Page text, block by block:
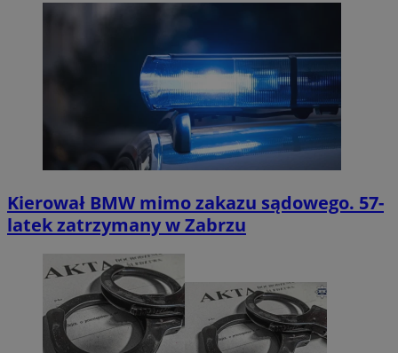
Kierował BMW mimo zakazu sądowego. 57-
latek zatrzymany w Zabrzu